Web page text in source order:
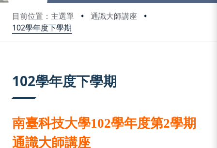
目前位置：主選單
通識大師講座
102學年度下學期
102學年度下學期
南臺科技大學102學年度第2學期
通識大師講座